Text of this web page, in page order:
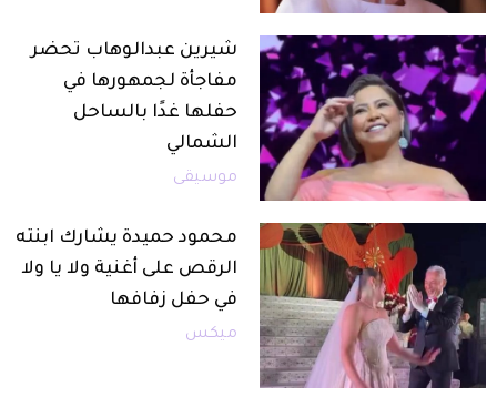
شيرين عبدالوهاب تحضر
مفاجأة لجمهورها في
حفلها غدًا بالساحل
الشمالي
موسيقى
محمود حميدة يشارك ابنته
الرقص على أغنية ولا يا ولا
في حفل زفافها
ميكس